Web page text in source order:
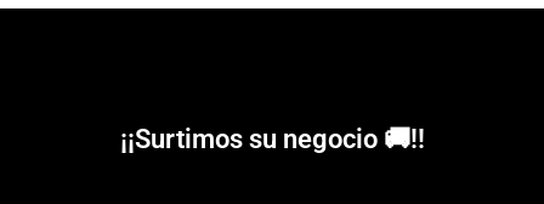
¡¡Surtimos su negocio 🚚!!